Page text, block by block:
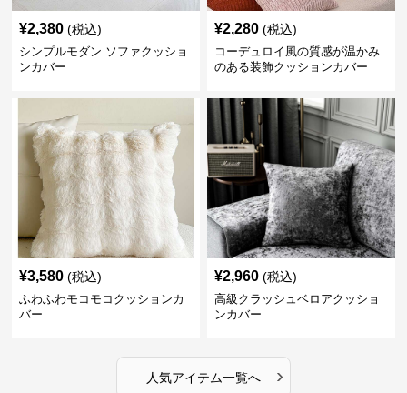
¥2,380 (税込)
シンプルモダン ソファクッショ
ンカバー
¥2,280 (税込)
コーデュロイ風の質感が温かみ
のある装飾クッションカバー
¥3,580 (税込)
ふわふわモコモコクッションカ
バー
¥2,960 (税込)
高級クラッシュベロアクッショ
ンカバー
人気アイテム一覧へ ›